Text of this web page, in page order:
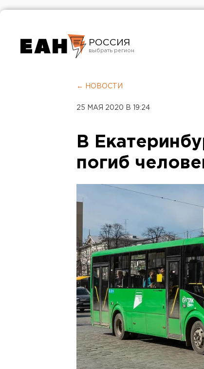
РОССИЯ
Челябинск
← НОВОСТИ
25 МАЯ 2020 В 19:24
В
погиб